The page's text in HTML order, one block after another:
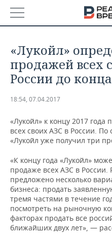
БАШКОРТОСТАН
ТАТАРСТАН
НОВОСТИ
АНАЛИТИКА
ДЕКЛАРАЦИИ О
ВУЗЫ ТАТАРСТАНА
КОМУ ПРИНАДЛЕЖАТ
ТОРГОВЫЕ ЦЕНТРЫ
ТАТАРСТАНА
НОВОСТИ ЭКОНОМИКИ
БАНКИ
БЮДЖЕТ
ИНВЕСТИЦИИ
ПРОМЫШЛЕННОСТЬ
ПРОМЫШЛЕННОСТИ
АГРОПРОМ
МАШИНОСТРОЕНИЕ
НЕФТЕХИМИЯ
НОВОСТИ
АВТО
НОВОСТИ АВТО
БИЗНЕС
НОВОСТИ БИЗНЕСА
ТЕХНОЛОГИИ
«Лукойл»
продажей всех
России до
18:54, 07.04.2017
«Лукойл» к концу 2017
всех своих АЗС в России.
«Лукойл уже получил три
«К концу года «Лукойл»
продаже всех АЗС в России.
предложено несколько
бизнеса: продать
тремя частями в течение
посмотреть на рыночную
факторах продать все
ближайших двух лет», —